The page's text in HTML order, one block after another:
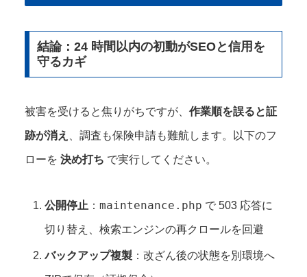
結論：24 時間以内の初動がSEOと信用を
守るカギ
被害を受けると焦りがちですが、 作業順を誤ると証
跡が消え 、調査も保険申請も難航します。以下のフ
ローを 決め打ち で実行してください。
公開停止 ：maintenance.php で 503 応答に
切り替え、検索エンジンの再クロールを回避
バックアップ複製 ：改ざん後の状態を別環境へ